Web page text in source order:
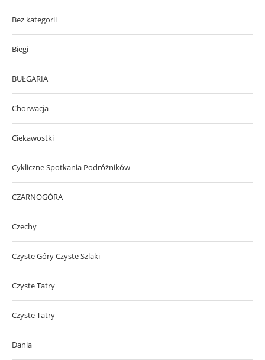
Bez kategorii
Biegi
BUŁGARIA
Chorwacja
Ciekawostki
Cykliczne Spotkania Podróżników
CZARNOGÓRA
Czechy
Czyste Góry Czyste Szlaki
Czyste Tatry
Czyste Tatry
Dania